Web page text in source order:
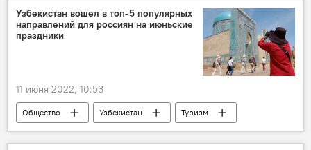
Узбекистан вошел в топ-5 популярных
направлений для россиян на июньские
праздники
11 июня 2022, 10:53
Общество Узбекистан
Туризм
Россия